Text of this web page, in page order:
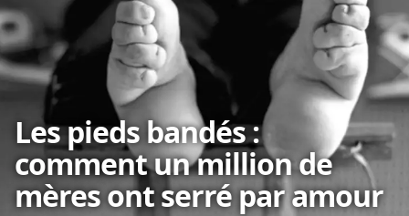
Les pieds bandés :
comment un million de
mères ont serré par amour